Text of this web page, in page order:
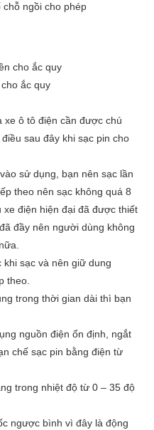
chỗ ngồi cho phép
ắc quy
xe ô tô điện cần được chú
sau đây khi sạc pin cho
sử dụng, bạn nên sạc lần
theo nên sạc không quá 8
xe điện hiện đại đã được thiết
đầy nên người dùng không
sạc và nên giữ dung
theo.
trong thời gian dài thì bạn
nguồn điện ổn định, ngắt
chế sạc pin bằng điện từ
trong nhiệt độ từ 0 – 35 độ
ngược bình vì đây là động